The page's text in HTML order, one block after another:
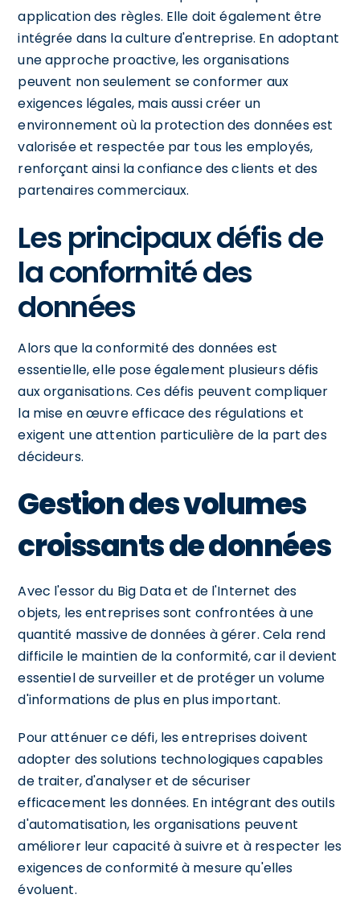
application des règles. Elle doit également être
intégrée dans la culture d'entreprise. En adoptant
une approche proactive, les organisations
peuvent non seulement se conformer aux
exigences légales, mais aussi créer un
environnement où la protection des données est
valorisée et respectée par tous les employés,
renforçant ainsi la confiance des clients et des
partenaires commerciaux.
Les principaux défis de
la conformité des
données
Alors que la conformité des données est
essentielle, elle pose également plusieurs défis
aux organisations. Ces défis peuvent compliquer
la mise en œuvre efficace des régulations et
exigent une attention particulière de la part des
décideurs.
Gestion des volumes
croissants de données
Avec l'essor du Big Data et de l'Internet des
objets, les entreprises sont confrontées à une
quantité massive de données à gérer. Cela rend
difficile le maintien de la conformité, car il devient
essentiel de surveiller et de protéger un volume
d'informations de plus en plus important.
Pour atténuer ce défi, les entreprises doivent
adopter des solutions technologiques capables
de traiter, d'analyser et de sécuriser
efficacement les données. En intégrant des outils
d'automatisation, les organisations peuvent
améliorer leur capacité à suivre et à respecter les
exigences de conformité à mesure qu'elles
évoluent.